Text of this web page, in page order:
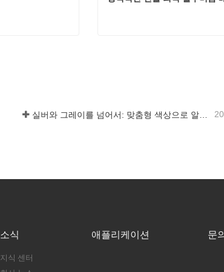
실버와 그레이를 넘어서: 맞춤형 색상으로 알루미늄 폼의 무한한 가능성을 열어주는 방법
소식
지식 센터
애플리케이션 문